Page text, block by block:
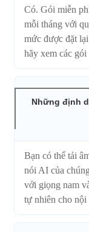
Có. Gói miễn
mỗi tháng với
mức được đặt
hãy xem các
Những định
Bạn có thể tải
nói AI của
với giọng nam
tự nhiên cho nội